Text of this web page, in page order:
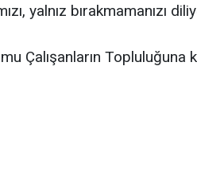
yalnız bırakmamanızı
Çalışanların Topluluğuna